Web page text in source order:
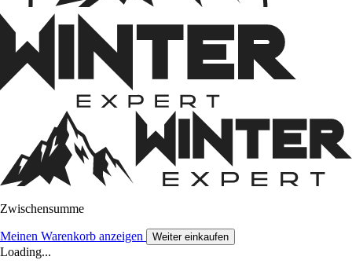
Zwischensumme
Meinen Warenkorb anzeigen Weiter einkaufen
Loading...